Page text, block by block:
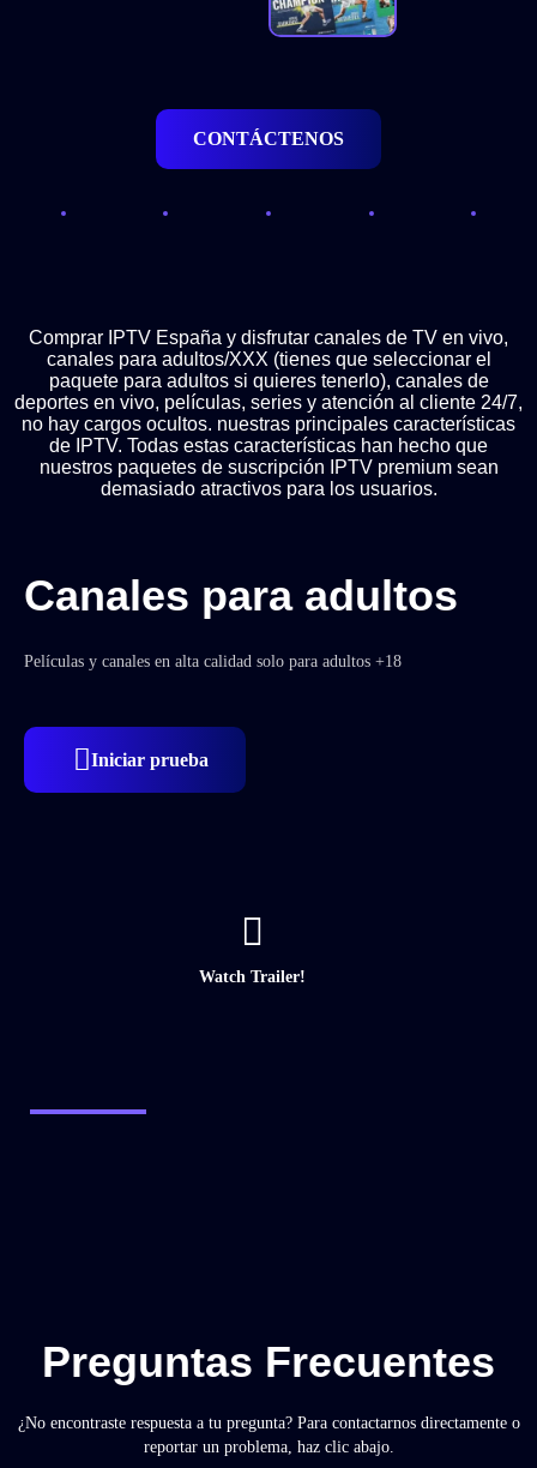
CONTÁCTENOS
Comprar IPTV España y disfrutar canales de TV en vivo,
canales para adultos/XXX (tienes que seleccionar el
paquete para adultos si quieres tenerlo), canales de
deportes en vivo, películas, series y atención al cliente 24/7,
no hay cargos ocultos. nuestras principales características
de IPTV. Todas estas características han hecho que
nuestros paquetes de suscripción IPTV premium sean
demasiado atractivos para los usuarios.
Canales para adultos
Películas y canales en alta calidad solo para adultos +18
Iniciar prueba
Watch Trailer!
Preguntas Frecuentes
¿No encontraste respuesta a tu pregunta? Para contactarnos directamente o
reportar un problema, haz clic abajo.